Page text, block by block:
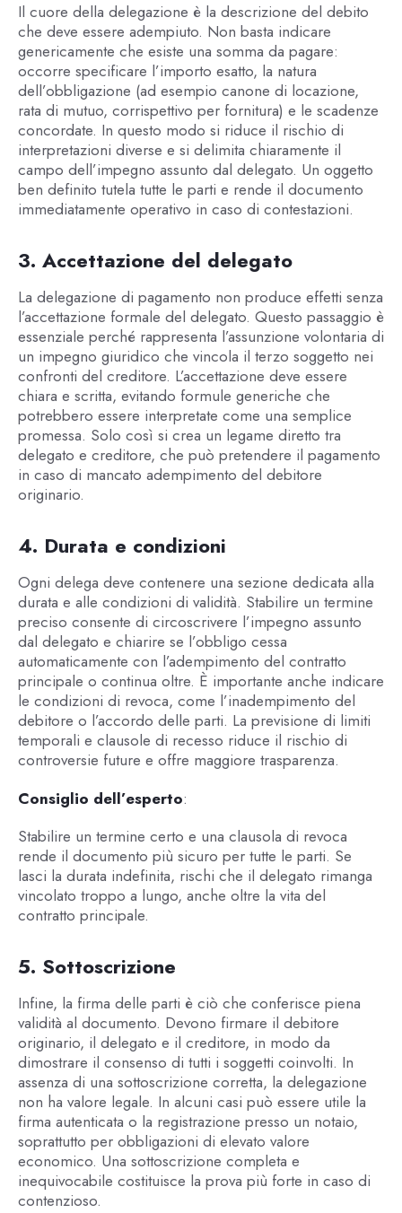
Il cuore della delegazione è la descrizione del debito
che deve essere adempiuto. Non basta indicare
genericamente che esiste una somma da pagare:
occorre specificare l’importo esatto, la natura
dell’obbligazione (ad esempio canone di locazione,
rata di mutuo, corrispettivo per fornitura) e le scadenze
concordate. In questo modo si riduce il rischio di
interpretazioni diverse e si delimita chiaramente il
campo dell’impegno assunto dal delegato. Un oggetto
ben definito tutela tutte le parti e rende il documento
immediatamente operativo in caso di contestazioni.
3. Accettazione del delegato
La delegazione di pagamento non produce effetti senza
l’accettazione formale del delegato. Questo passaggio è
essenziale perché rappresenta l’assunzione volontaria di
un impegno giuridico che vincola il terzo soggetto nei
confronti del creditore. L’accettazione deve essere
chiara e scritta, evitando formule generiche che
potrebbero essere interpretate come una semplice
promessa. Solo così si crea un legame diretto tra
delegato e creditore, che può pretendere il pagamento
in caso di mancato adempimento del debitore
originario.
4. Durata e condizioni
Ogni delega deve contenere una sezione dedicata alla
durata e alle condizioni di validità. Stabilire un termine
preciso consente di circoscrivere l’impegno assunto
dal delegato e chiarire se l’obbligo cessa
automaticamente con l’adempimento del contratto
principale o continua oltre. È importante anche indicare
le condizioni di revoca, come l’inadempimento del
debitore o l’accordo delle parti. La previsione di limiti
temporali e clausole di recesso riduce il rischio di
controversie future e offre maggiore trasparenza.
Consiglio dell’esperto:
Stabilire un termine certo e una clausola di revoca
rende il documento più sicuro per tutte le parti. Se
lasci la durata indefinita, rischi che il delegato rimanga
vincolato troppo a lungo, anche oltre la vita del
contratto principale.
5. Sottoscrizione
Infine, la firma delle parti è ciò che conferisce piena
validità al documento. Devono firmare il debitore
originario, il delegato e il creditore, in modo da
dimostrare il consenso di tutti i soggetti coinvolti. In
assenza di una sottoscrizione corretta, la delegazione
non ha valore legale. In alcuni casi può essere utile la
firma autenticata o la registrazione presso un notaio,
soprattutto per obbligazioni di elevato valore
economico. Una sottoscrizione completa e
inequivocabile costituisce la prova più forte in caso di
contenzioso.